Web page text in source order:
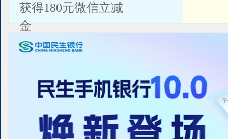
获得180元微信立减
金